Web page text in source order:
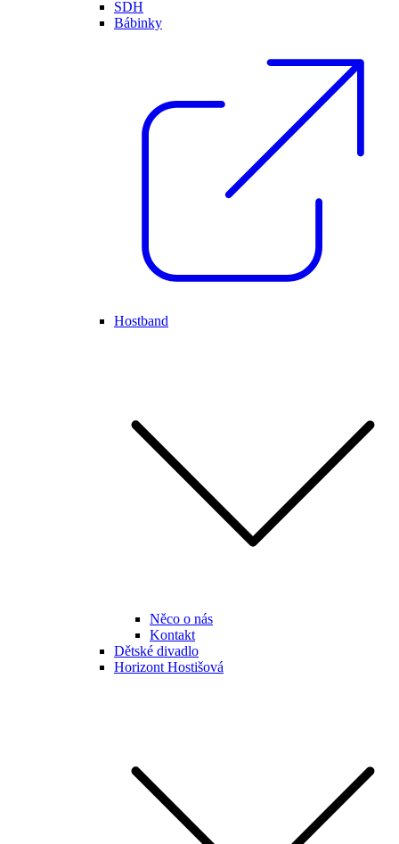
SDH
Bábinky
Hostband
Něco o nás
Kontakt
Dětské divadlo
Horizont Hostišová